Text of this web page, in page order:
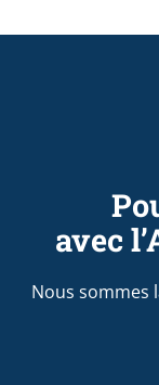
avec
Nous sommes